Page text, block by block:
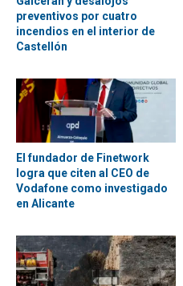
preventivos por cuatro
incendios en el interior de
Castellón
El fundador de Finetwork
logra que citen al CEO de
Vodafone como investigado
en Alicante